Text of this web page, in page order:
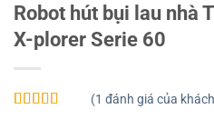
Robot hút bụi lau nhà
X-plorer Serie 60
(1 đánh giá của